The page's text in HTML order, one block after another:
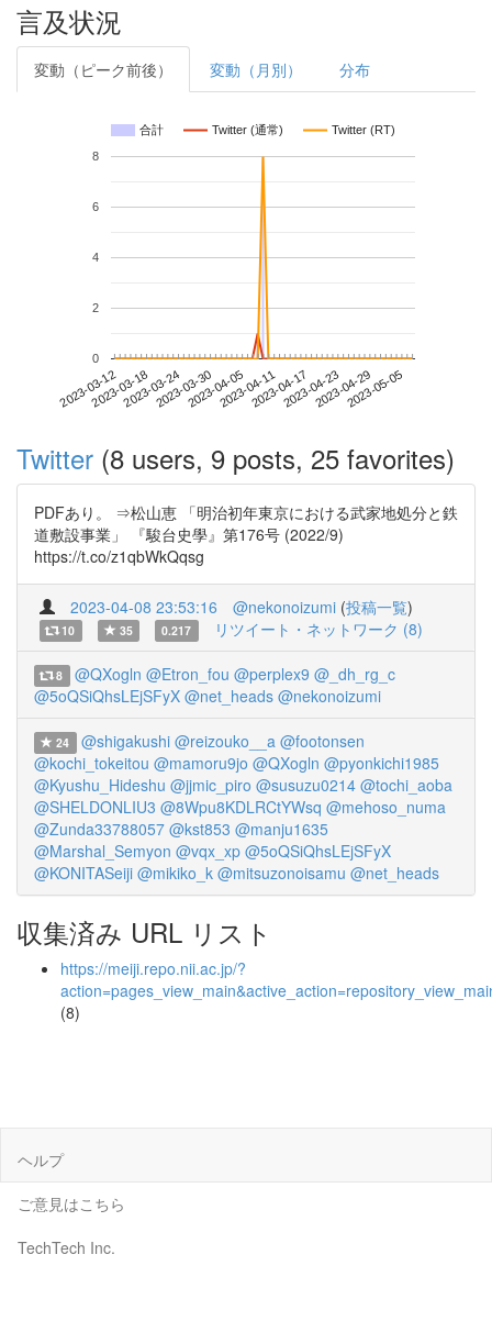
言及状況
変動（ピーク前後） 変動（月別） 分布
合計 Twitter (通常) Twitter (RT)
2023-03-122023-03-182023-03-242023-03-302023-04-052023-04-112023-04-172023-04-232023-04-292023-05-05
0
2
4
6
8
Twitter (8 users, 9 posts, 25 favorites)
PDFあり。 ⇒松山恵 「明治初年東京における武家地処分と鉄
道敷設事業」 『駿台史學』第176号 (2022/9)
https://t.co/z1qbWkQqsg
2023-04-08 23:53:16 @nekonoizumi (投稿一覧)
10 35 0.217 リツイート・ネットワーク (8)
8 @QXogln @Etron_fou @perplex9 @_dh_rg_c
@5oQSiQhsLEjSFyX @net_heads @nekonoizumi
24 @shigakushi @reizouko__a @footonsen
@kochi_tokeitou @mamoru9jo @QXogln @pyonkichi1985
@Kyushu_Hideshu @jjmic_piro @susuzu0214 @tochi_aoba
@SHELDONLIU3 @8Wpu8KDLRCtYWsq @mehoso_numa
@Zunda33788057 @kst853 @manju1635
@Marshal_Semyon @vqx_xp @5oQSiQhsLEjSFyX
@KONITASeiji @mikiko_k @mitsuzonoisamu @net_heads
収集済み URL リスト
https://meiji.repo.nii.ac.jp/?
(8)
ヘルプ
ご意見はこちら
TechTech Inc.